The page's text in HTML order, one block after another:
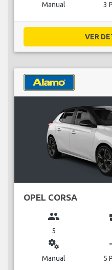
Manual 3
VER
OPEL CORSA
group
5
miscellaneous_services
Manual 5